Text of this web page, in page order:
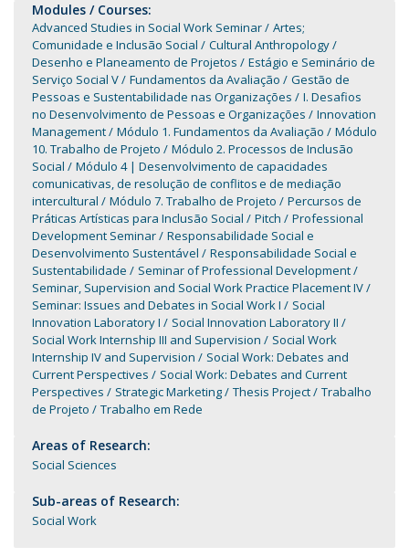
Modules / Courses:
Advanced Studies in Social Work Seminar
Artes;
Comunidade e Inclusão Social
Cultural Anthropology
Desenho e Planeamento de Projetos
Estágio e Seminário de
Serviço Social V
Fundamentos da Avaliação
Gestão de
Pessoas e Sustentabilidade nas Organizações
I. Desafios
no Desenvolvimento de Pessoas e Organizações
Innovation
Management
Módulo 1. Fundamentos da Avaliação
Módulo
10. Trabalho de Projeto
Módulo 2. Processos de Inclusão
Social
Módulo 4 | Desenvolvimento de capacidades
comunicativas, de resolução de conflitos e de mediação
intercultural
Módulo 7. Trabalho de Projeto
Percursos de
Práticas Artísticas para Inclusão Social
Pitch
Professional
Development Seminar
Responsabilidade Social e
Desenvolvimento Sustentável
Responsabilidade Social e
Sustentabilidade
Seminar of Professional Development
Seminar, Supervision and Social Work Practice Placement IV
Seminar: Issues and Debates in Social Work I
Social
Innovation Laboratory I
Social Innovation Laboratory II
Social Work Internship III and Supervision
Social Work
Internship IV and Supervision
Social Work: Debates and
Current Perspectives
Social Work: Debates and Current
Perspectives
Strategic Marketing Thesis Project
Trabalho
de Projeto
Trabalho em Rede
Areas of Research:
Social Sciences
Sub-areas of Research:
Social Work